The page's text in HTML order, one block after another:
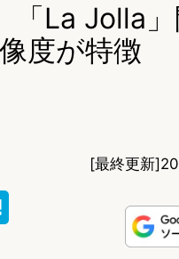
「La Jolla
度が特徴
[最終更新]